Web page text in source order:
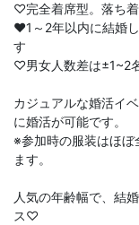
♡完全着席型。落ち
♥1～2年以内に結婚
す
♡男女人数差は±1~2
カジュアルな婚活イ
に婚活が可能です。
※参加時の服装はほぼ
ます。
人気の年齢幅で、結
ス♡